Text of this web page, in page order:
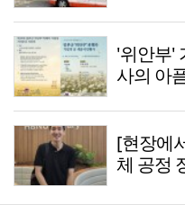
'위안부'
사의 아
[현장에
체 공정